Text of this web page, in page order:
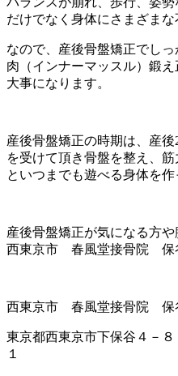
だけでなく身体にさまざまな
なので、産後骨盤矯正でし
肉（インナーマッスル）鍛
大事になります。
産後骨盤矯正の時期は、産
を受けて頂き骨盤を整え、
といつまでも遊べる身体を作
産後骨盤矯正が気になる方や
西東京市 春風堂接骨院 保
西東京市 春風堂接骨院 保
東京都西東京市下保谷４－
１